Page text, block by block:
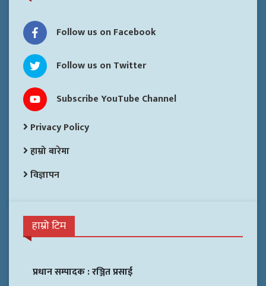
Follow us on Facebook
Follow us on Twitter
Subscribe YouTube Channel
Privacy Policy
हाम्रो बारेमा
विज्ञापन
हाम्रो टिम
प्रधान सम्पादक :रञ्जित प्रसाई